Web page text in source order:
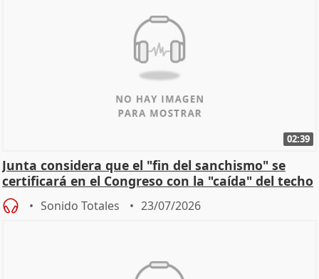
02:39
Junta considera que el "fin del sanchismo" se
certificará en el Congreso con la "caída" del techo
de
Sonido Totales 23/07/2026